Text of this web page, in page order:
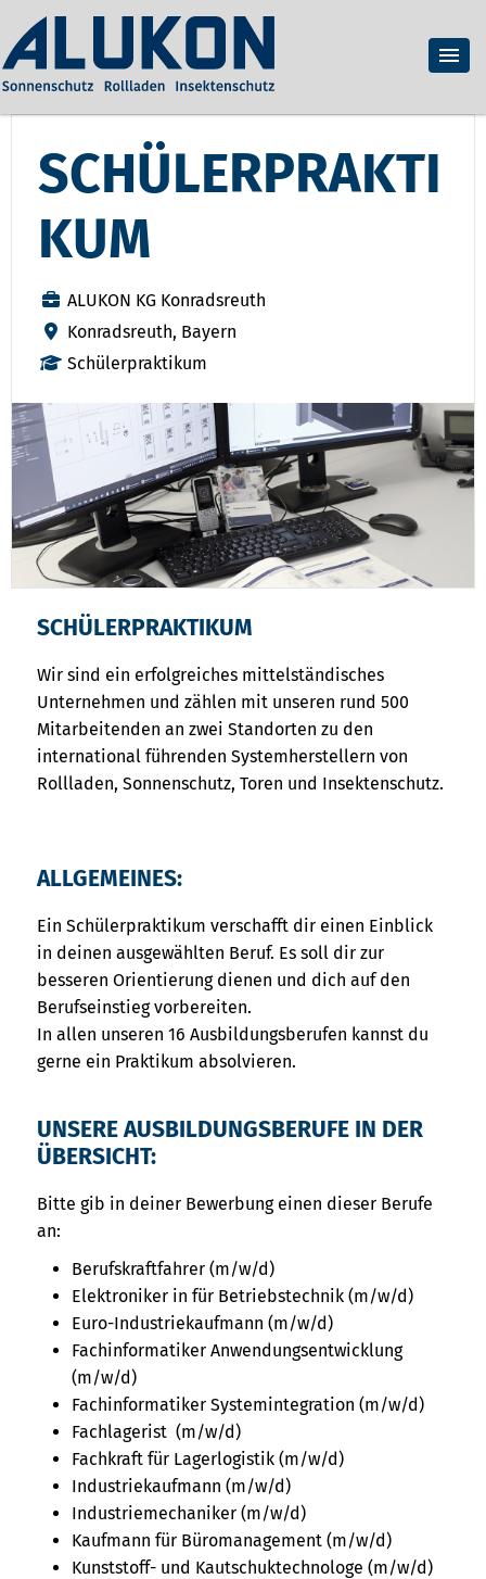
SCHÜLERPRAKTI
KUM
ALUKON KG Konradsreuth
Konradsreuth, Bayern
Schülerpraktikum
SCHÜLERPRAKTIKUM
Wir sind ein erfolgreiches mittelständisches
Unternehmen und zählen mit unseren rund 500
Mitarbeitenden an zwei Standorten zu den
international führenden Systemherstellern von
Rollladen, Sonnenschutz, Toren und Insektenschutz.
ALLGEMEINES:
Ein Schülerpraktikum verschafft dir einen Einblick
in deinen ausgewählten Beruf. Es soll dir zur
besseren Orientierung dienen und dich auf den
Berufseinstieg vorbereiten.
In allen unseren 16 Ausbildungsberufen kannst du
gerne ein Praktikum absolvieren.
UNSERE AUSBILDUNGSBERUFE IN DER
ÜBERSICHT:
Bitte gib in deiner Bewerbung einen dieser Berufe
an:
Berufskraftfahrer (m/w/d)
Elektroniker in für Betriebstechnik (m/w/d)
Euro-Industriekaufmann (m/w/d)
Fachinformatiker Anwendungsentwicklung
(m/w/d)
Fachinformatiker Systemintegration (m/w/d)
Fachlagerist (m/w/d)
Fachkraft für Lagerlogistik (m/w/d)
Industriekaufmann (m/w/d)
Industriemechaniker (m/w/d)
Kaufmann für Büromanagement (m/w/d)
Kunststoff- und Kautschuktechnologe (m/w/d)